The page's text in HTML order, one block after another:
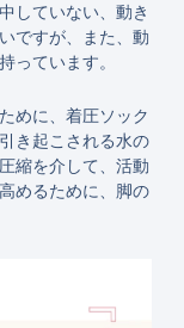
していない、動き
ですが、また、動
っています。
めに、着圧ソック
き起こされる水の
縮を介して、活動
めるために、脚の